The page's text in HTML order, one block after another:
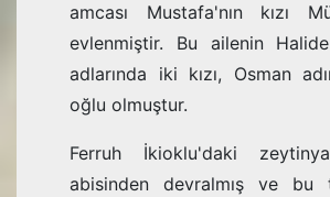
amcası Mustafa'nın kızı
evlenmiştir. Bu ailenin
adlarında iki kızı, Osman
oğlu olmuştur.
Ferruh İkioklu'daki
abisinden devralmış ve bu